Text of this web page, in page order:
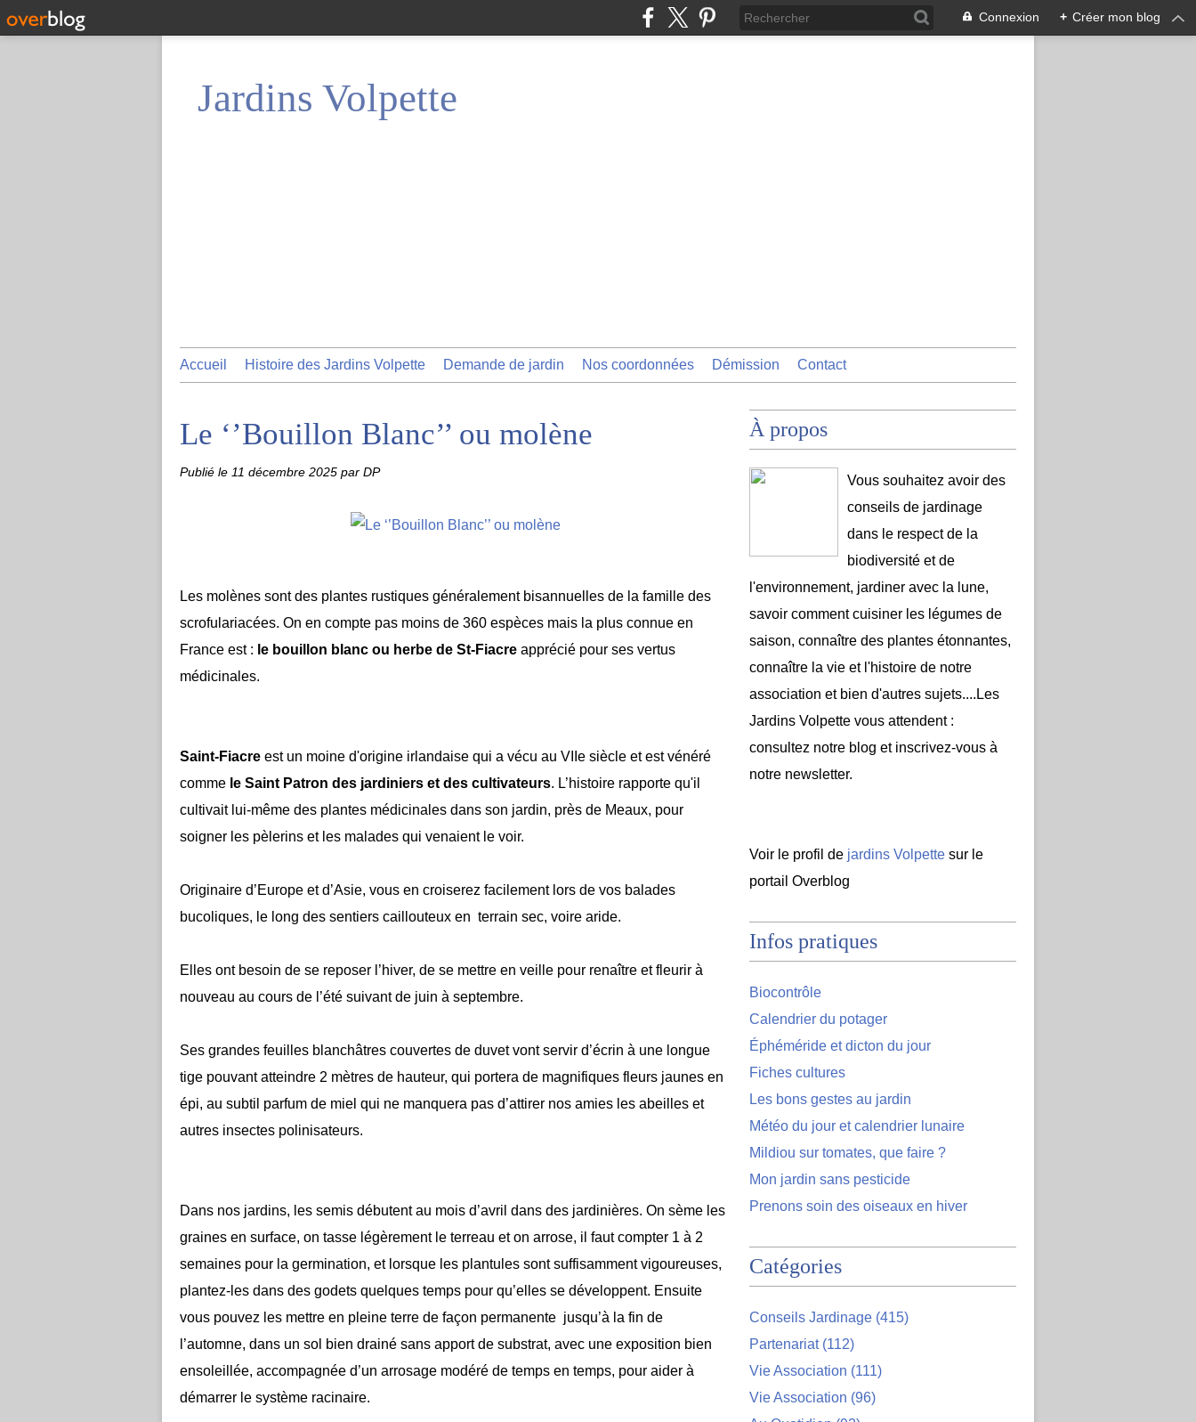
Connexion + Créer mon blog
Jardins Volpette
Accueil Histoire des Jardins Volpette Demande de jardin Nos coordonnées Démission Contact
Le ‘’Bouillon Blanc’’ ou molène
Publié le 11 décembre 2025 par DP
Les molènes sont des plantes rustiques généralement bisannuelles de la famille des
scrofulariacées. On en compte pas moins de 360 espèces mais la plus connue en
France est : le bouillon blanc ou herbe de St-Fiacre apprécié pour ses vertus
médicinales.
Saint-Fiacre est un moine d'origine irlandaise qui a vécu au VIIe siècle et est vénéré
comme le Saint Patron des jardiniers et des cultivateurs. L’histoire rapporte qu'il
cultivait lui-même des plantes médicinales dans son jardin, près de Meaux, pour
soigner les pèlerins et les malades qui venaient le voir.
Originaire d’Europe et d’Asie, vous en croiserez facilement lors de vos balades
bucoliques, le long des sentiers caillouteux en terrain sec, voire aride.
Elles ont besoin de se reposer l’hiver, de se mettre en veille pour renaître et fleurir à
nouveau au cours de l’été suivant de juin à septembre.
Ses grandes feuilles blanchâtres couvertes de duvet vont servir d’écrin à une longue
tige pouvant atteindre 2 mètres de hauteur, qui portera de magnifiques fleurs jaunes en
épi, au subtil parfum de miel qui ne manquera pas d’attirer nos amies les abeilles et
autres insectes polinisateurs.
Dans nos jardins, les semis débutent au mois d’avril dans des jardinières. On sème les
graines en surface, on tasse légèrement le terreau et on arrose, il faut compter 1 à 2
semaines pour la germination, et lorsque les plantules sont suffisamment vigoureuses,
plantez-les dans des godets quelques temps pour qu’elles se développent. Ensuite
vous pouvez les mettre en pleine terre de façon permanente jusqu’à la fin de
l’automne, dans un sol bien drainé sans apport de substrat, avec une exposition bien
ensoleillée, accompagnée d’un arrosage modéré de temps en temps, pour aider à
démarrer le système racinaire.
À propos
Vous souhaitez avoir des
conseils de jardinage
dans le respect de la
biodiversité et de
l'environnement, jardiner avec la lune,
savoir comment cuisiner les légumes de
saison, connaître des plantes étonnantes,
connaître la vie et l'histoire de notre
association et bien d'autres sujets....Les
Jardins Volpette vous attendent :
consultez notre blog et inscrivez-vous à
notre newsletter.
Voir le profil de jardins Volpette sur le
portail Overblog
Infos pratiques
Biocontrôle
Calendrier du potager
Éphéméride et dicton du jour
Fiches cultures
Les bons gestes au jardin
Météo du jour et calendrier lunaire
Mildiou sur tomates, que faire ?
Mon jardin sans pesticide
Prenons soin des oiseaux en hiver
Catégories
Conseils Jardinage (415)
Partenariat(112)
Vie Association (111)
Vie Association (96)